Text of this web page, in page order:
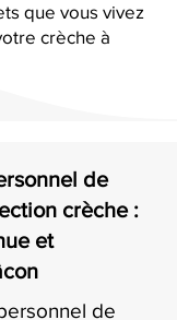
que vous vivez
crèche à
de
crèche :
et
de